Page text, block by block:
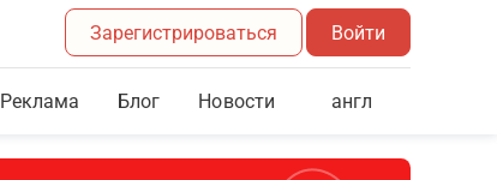
Зарегистрироваться Войти
Реклама Блог Новости англ